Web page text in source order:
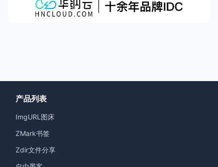
产品列表
ImgURL图床
ZMark书签
Zdir文件分享